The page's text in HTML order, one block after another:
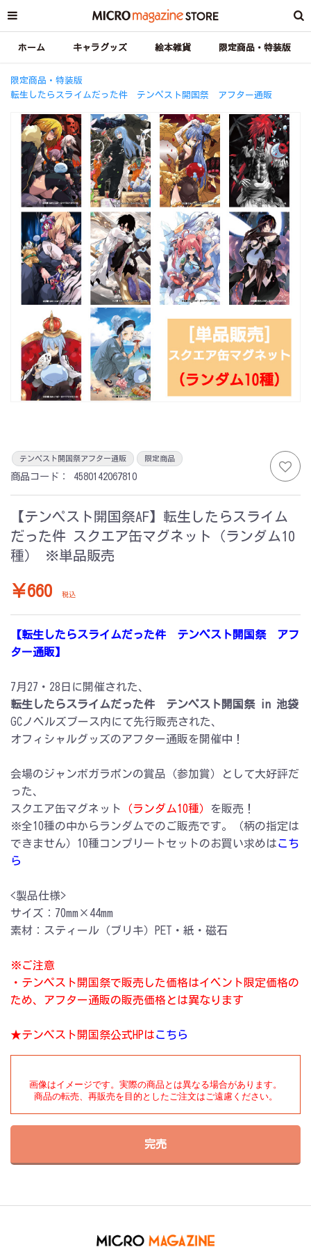
ホーム キャラグッズ 絵本雑貨 限定商品・特装版
限定商品・特装版
転生したらスライムだった件 テンペスト開国祭 アフター通販
テンペスト開国祭アフター通販 限定商品
商品コード： 4580142067810
【テンペスト開国祭AF】転生したらスライム
だった件 スクエア缶マグネット（ランダム10
種） ※単品販売
￥660 税込
【転生したらスライムだった件 テンペスト開国祭 アフ
ター通販】
7月27・28日に開催された、
転生したらスライムだった件 テンペスト開国祭 in 池袋
GCノベルズブース内にて先行販売された、
オフィシャルグッズのアフター通販を開催中！
会場のジャンボガラポンの賞品（参加賞）として大好評だ
った、
スクエア缶マグネット
（ランダム10種） を販売！
※全10種の中からランダムでのご販売です。（柄の指定は
できません）10種コンプリートセットのお買い求めはこち
ら
<製品仕様>
サイズ：70mm×44mm
素材：スティール（ブリキ）PET・紙・磁石
※ご注意
・テンペスト開国祭で販売した価格はイベント限定価格の
ため、アフター通販の販売価格とは異なります
★テンペスト開国祭公式HPはこちら
画像はイメージです。実際の商品とは異なる場合があります。
商品の転売、再販売を目的としたご注文はご遠慮ください。
完売